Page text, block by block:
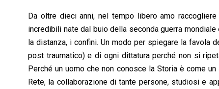
Da oltre dieci anni, nel tempo libero amo
incredibili nate dal buio della seconda guerra
la distanza, i confini. Un modo per spiegare la favola
post traumatico) e di ogni dittatura perché non si
Perché un uomo che non conosce la Storia è come
Rete, la collaborazione di tante persone, studiosi e